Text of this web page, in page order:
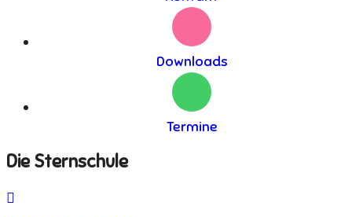
Downloads
Termine
Die Sternschule